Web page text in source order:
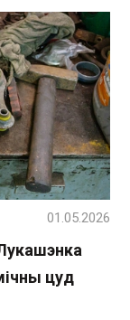
цуд
01.05.2026